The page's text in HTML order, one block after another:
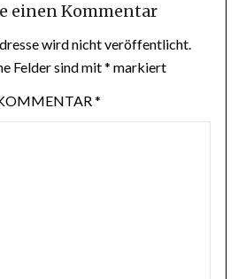
einen Kommentar
wird nicht veröffentlicht.
Felder sind mit* markiert
*